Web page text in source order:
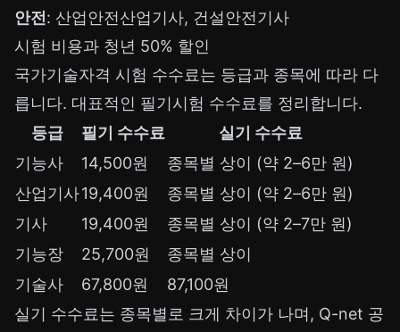
안전: 산업안전산업기사, 건설안전기사
시험 비용과 청년 50% 할인
국가기술자격 시험 수수료는 등급과 종목에 따라 다
릅니다. 대표적인 필기시험 수수료를 정리합니다.
등급
필기 수수료
실기 수수료
기능사
14,500원
종목별 상이 (약 2–6만 원)
산업기사19,400원
종목별 상이 (약 2–6만 원)
기사
19,400원
종목별 상이 (약 2–7만 원)
기능장
25,700원
종목별 상이
기술사
67,800원
87,100원
실기 수수료는 종목별로 크게 차이가 나며, Q-net 공